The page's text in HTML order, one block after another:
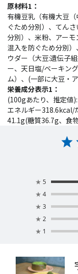
原材料1：
有機豆乳（有機大豆
ぐため分別）、てん
分別）、米粉、アー
混入を防ぐため分別
ウダー（大豆:遺伝子
ー、天日塩/ベーキン
ム）、(一部に大豆・
栄養成分表示1：
(100gあたり、推定値):
エネルギー318.6kcal/
41.1g(糖質36.7g、食
★ 5
★ 4
★ 3
★ 2
★ 1